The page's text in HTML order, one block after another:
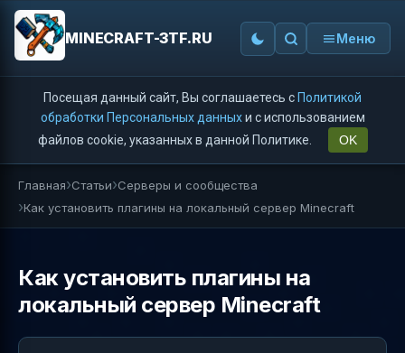
MINECRAFT-3TF.RU Меню
Посещая данный сайт, Вы соглашаетесь с Политикой
обработки Персональных данныхи с использованием
файлов cookie, указанных в данной Политике.
OK
Главная Статьи Серверы и сообщества
Как установить плагины на локальный сервер Minecraft
Как установить плагины на
локальный сервер Minecraft